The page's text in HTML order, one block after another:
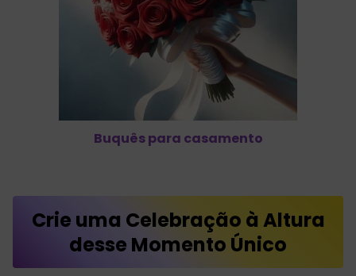
Buquês para casamento
Crie uma Celebração à Altura
desse Momento Único